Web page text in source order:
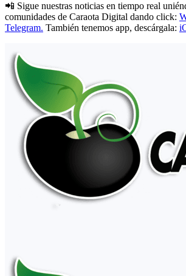
📲 Sigue nuestras noticias en tiempo real
comunidades de Caraota Digital dando click:
Telegram. También tenemos app, descárgala: